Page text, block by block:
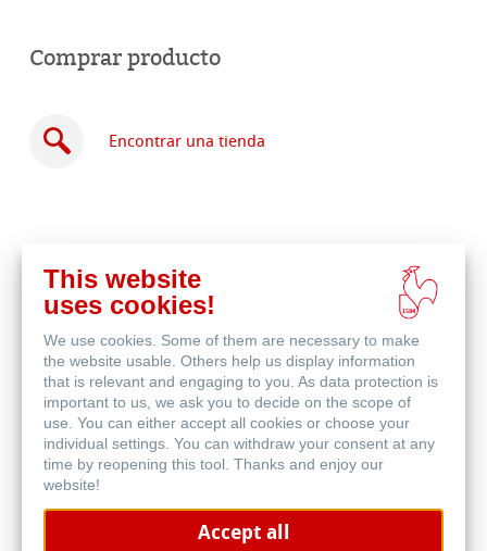
Comprar producto
Encontrar una tienda
Comprar
en
línea
Productos relacionados
This website
uses cookies!
We use cookies. Some of them are necessary to make
the website usable. Others help us display information
that is relevant and engaging to you. As data protection is
important to us, we ask you to decide on the scope of
use. You can either accept all cookies or choose your
individual settings. You can withdraw your consent at any
time by reopening this tool. Thanks and enjoy our
website!
Accept all